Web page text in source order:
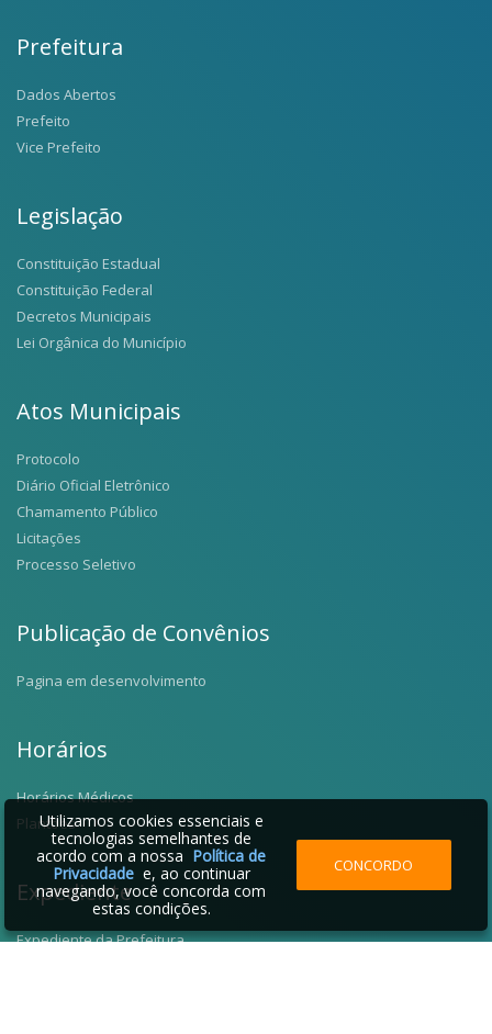
Prefeitura
Dados Abertos
Prefeito
Vice Prefeito
Legislação
Constituição Estadual
Constituição Federal
Decretos Municipais
Lei Orgânica do Município
Atos Municipais
Protocolo
Diário Oficial Eletrônico
Chamamento Público
Licitações
Processo Seletivo
Publicação de Convênios
Pagina em desenvolvimento
Horários
Horários Médicos
Plantões
Expediente
Expediente da Prefeitura
Utilizamos cookies essenciais e
tecnologias semelhantes de
acordo com a nossa Política de
Privacidadee, ao continuar
navegando, você concorda com
estas condições.
CONCORDO